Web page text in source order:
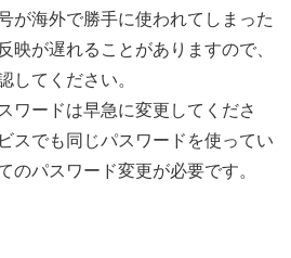
が海外で勝手に使われてしまった
映が遅れることがありますので、
してください。
ワードは早急に変更してくださ
スでも同じパスワードを使ってい
のパスワード変更が必要です。